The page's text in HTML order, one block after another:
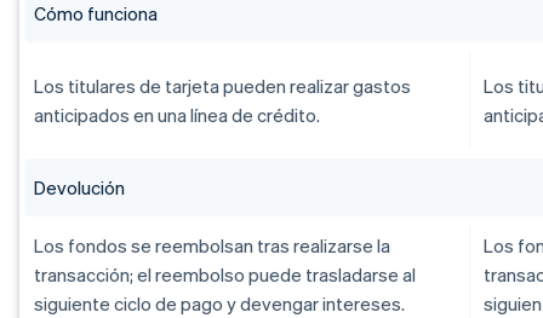
Cómo funciona
Los titulares de tarjeta pueden realizar gastos
anticipados en una línea de crédito.
Los
Devolución
Los fondos se reembolsan tras realizarse la
transacción; el reembolso puede trasladarse al
siguiente ciclo de pago y devengar intereses.
Los